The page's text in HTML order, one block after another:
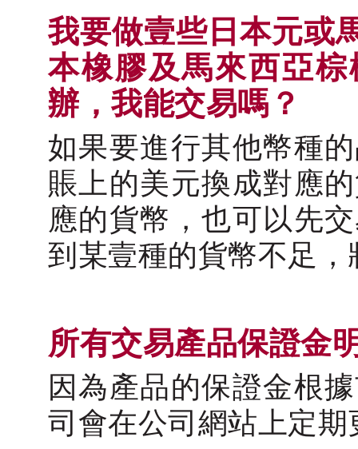
我要做壹些日本元或
本橡膠及馬來西亞
辦，我能交易嗎？
如果要進行其他幣種
賬上的美元換成對應
應的貨幣，也可以先
到某壹種的貨幣不足
所有交易產品保證金
因為產品的保證金根
司會在公司網站上定